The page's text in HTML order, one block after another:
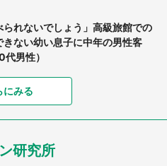
られないでしょう」高級旅館での
ない幼い息子に中年の男性客
男性）
子の〝店頭駄々こね〟の内容に1.
菓子売り場ならまだしも...」「ハ
ぎる猫、激写される 「これもう
にみる
研究所